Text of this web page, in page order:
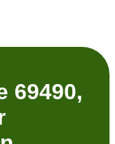
69490,